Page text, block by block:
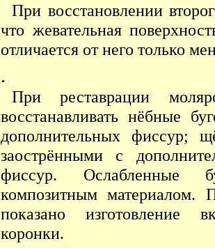
При восстановлении
что жевательная
отличается от него только
.
При реставрации
восстанавливать нёбные
дополнительных фиссур;
заострёнными с
фиссур. Ослабленные
композитным материалом.
показано изготовление
коронки.